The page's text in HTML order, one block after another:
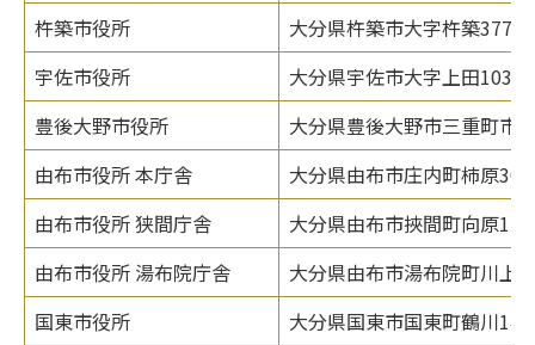
杵築市役所
大分県杵築市大字杵築377
宇佐市役所
大分県宇佐市大字上田1030
豊後大野市役所
大分県豊後大野市三重町市
由布市役所 本庁舎
大分県由布市庄内町柿原
由布市役所 狭間庁舎
大分県由布市挾間町向原
由布市役所 湯布院庁舎
大分県由布市湯布院町川上
国東市役所
大分県国東市国東町鶴川